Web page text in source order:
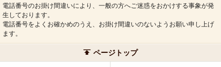
電話番号のお掛け間違いにより、一般の方へご迷惑をおかけする事象が発
生しております。
電話番号をよくお確かめのうえ、お掛け間違いのないようお願い申し上げ
ます。
ページトップ